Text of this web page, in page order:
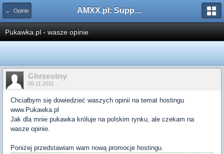
← Opinie AMXX.pl: Support AMX Mod X i SourceMod
Pukawka.pl - wasze opinie
Chrzestny
05.11.2011
Chciałbym się dowiedzieć waszych opinii na temat hostingu
www.Pukawka.pl
Jak dla mnie pukawka króluje na polskim rynku, ale czekam na
wasze opinie.
Poniżej przedstawiam wam nową promocje hostingu.